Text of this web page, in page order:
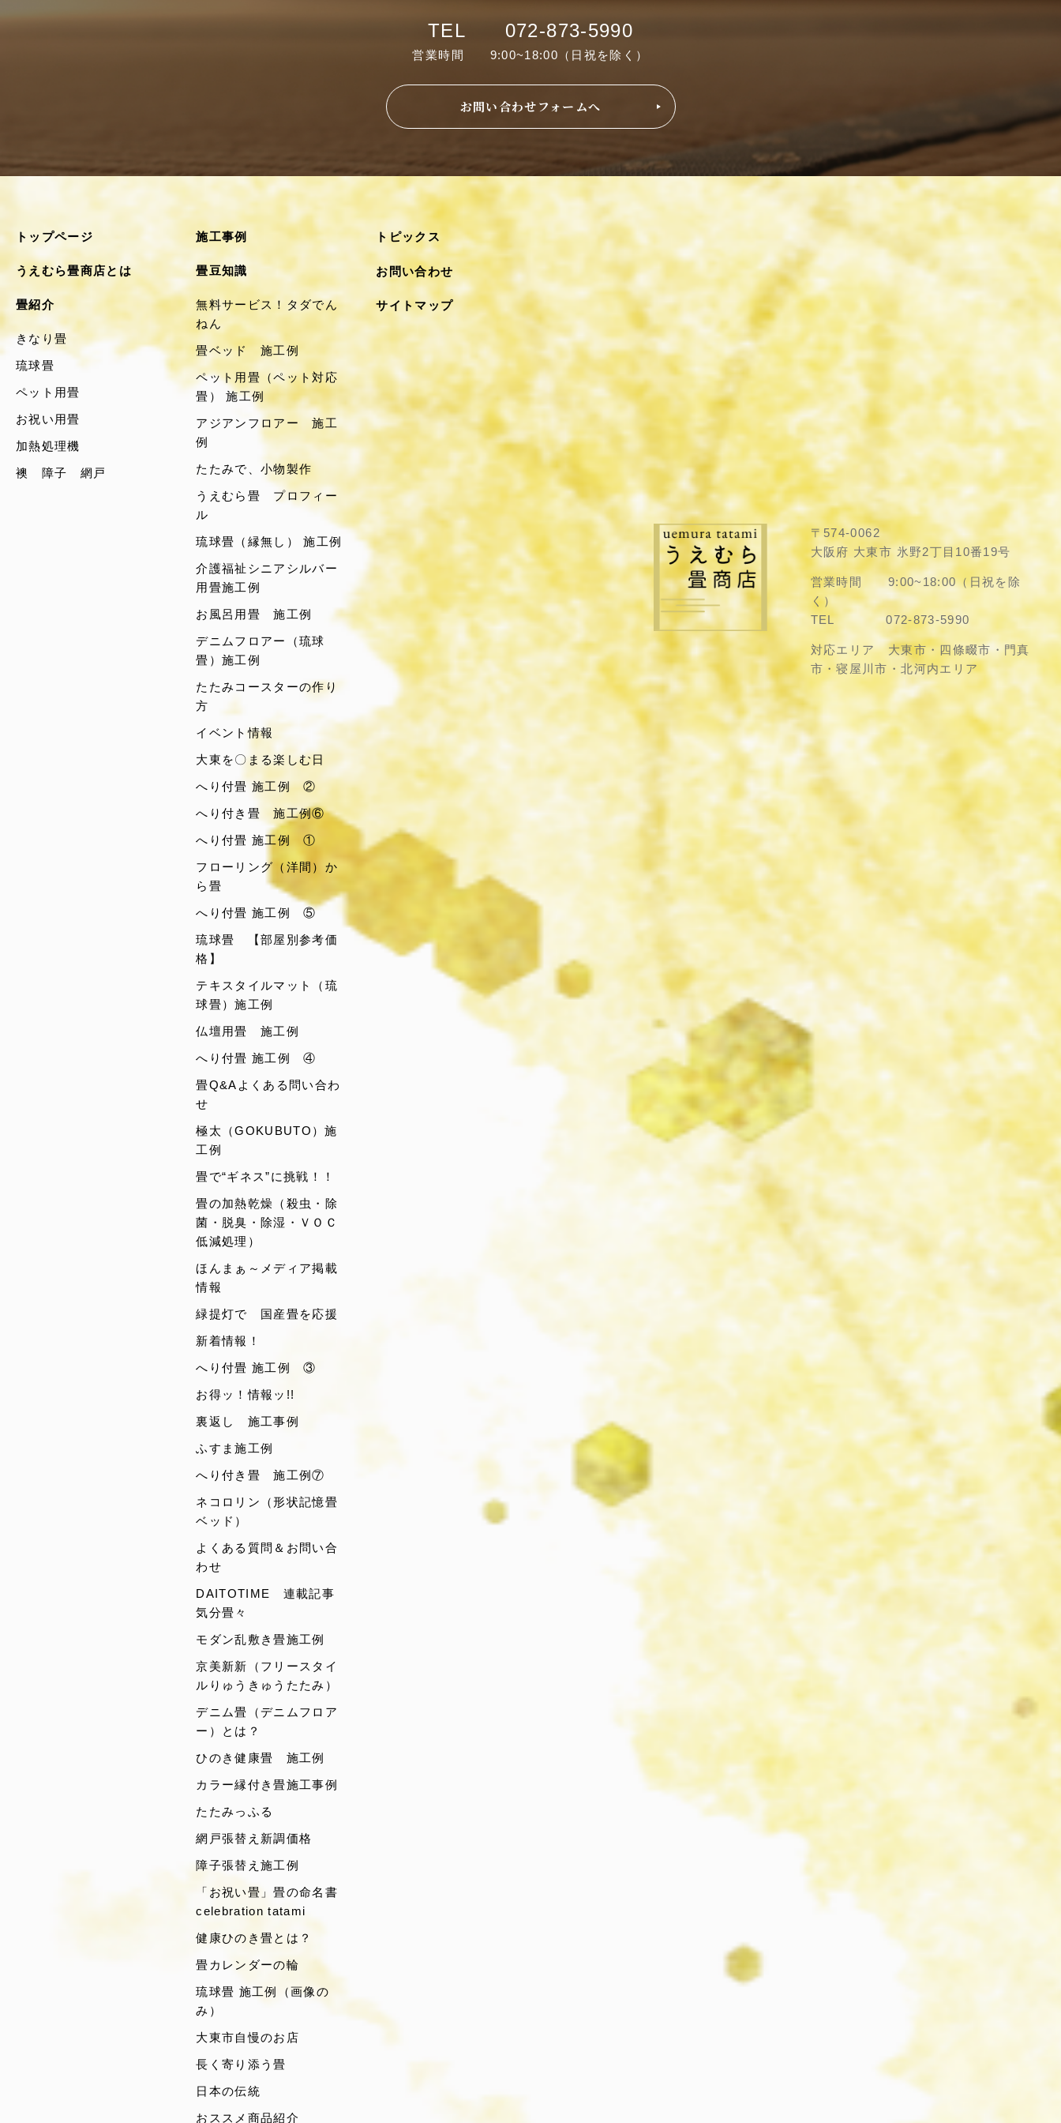
TEL 072-873-5990
営業時間 9:00~18:00（日祝を除く）
お問い合わせフォームへ
トップページ
うえむら畳商店とは
畳紹介
きなり畳
琉球畳
ペット用畳
お祝い用畳
加熱処理機
襖 障子 網戸
施工事例
畳豆知識
無料サービス！タダでん
ねん
畳ベッド 施工例
ペット用畳（ペット対応
畳） 施工例
アジアンフロアー 施工
例
たたみで、小物製作
うえむら畳 プロフィー
ル
琉球畳（縁無し） 施工例
介護福祉シニアシルバー
用畳施工例
お風呂用畳 施工例
デニムフロアー（琉球
畳）施工例
たたみコースターの作り
方
イベント情報
大東を〇まる楽しむ日
へり付畳 施工例 ②
へり付き畳 施工例⑥
へり付畳 施工例 ①
フローリング（洋間）か
ら畳
へり付畳 施工例 ⑤
琉球畳 【部屋別参考価
格】
テキスタイルマット（琉
球畳）施工例
仏壇用畳 施工例
へり付畳 施工例 ④
畳Q&Aよくある問い合わ
せ
極太（GOKUBUTO）施
工例
畳で“ギネス”に挑戦！！
畳の加熱乾燥（殺虫・除
菌・脱臭・除湿・ＶＯＣ
低減処理）
ほんまぁ～メディア掲載
情報
緑提灯で 国産畳を応援
新着情報！
へり付畳 施工例 ③
お得ッ！情報ッ!!
裏返し 施工事例
ふすま施工例
へり付き畳 施工例⑦
ネコロリン（形状記憶畳
ベッド）
よくある質問＆お問い合
わせ
DAITOTIME 連載記事
気分畳々
モダン乱敷き畳施工例
京美新新（フリースタイ
ルりゅうきゅうたたみ）
デニム畳（デニムフロア
ー）とは？
ひのき健康畳 施工例
カラー縁付き畳施工事例
たたみっふる
網戸張替え新調価格
障子張替え施工例
「お祝い畳」畳の命名書
celebration tatami
健康ひのき畳とは？
畳カレンダーの輪
琉球畳 施工例（画像の
み）
大東市自慢のお店
長く寄り添う畳
日本の伝統
おススメ商品紹介
トピックス
お問い合わせ
サイトマップ
〒574-0062
大阪府 大東市 氷野2丁目10番19号
営業時間 9:00~18:00（日祝を除
く）
TEL 072-873-5990
対応エリア 大東市・四條畷市・門真
市・寝屋川市・北河内エリア